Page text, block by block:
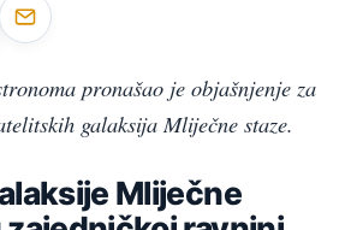
pronašao je objašnjenje za
galaksija Mliječne staze.
Mliječne